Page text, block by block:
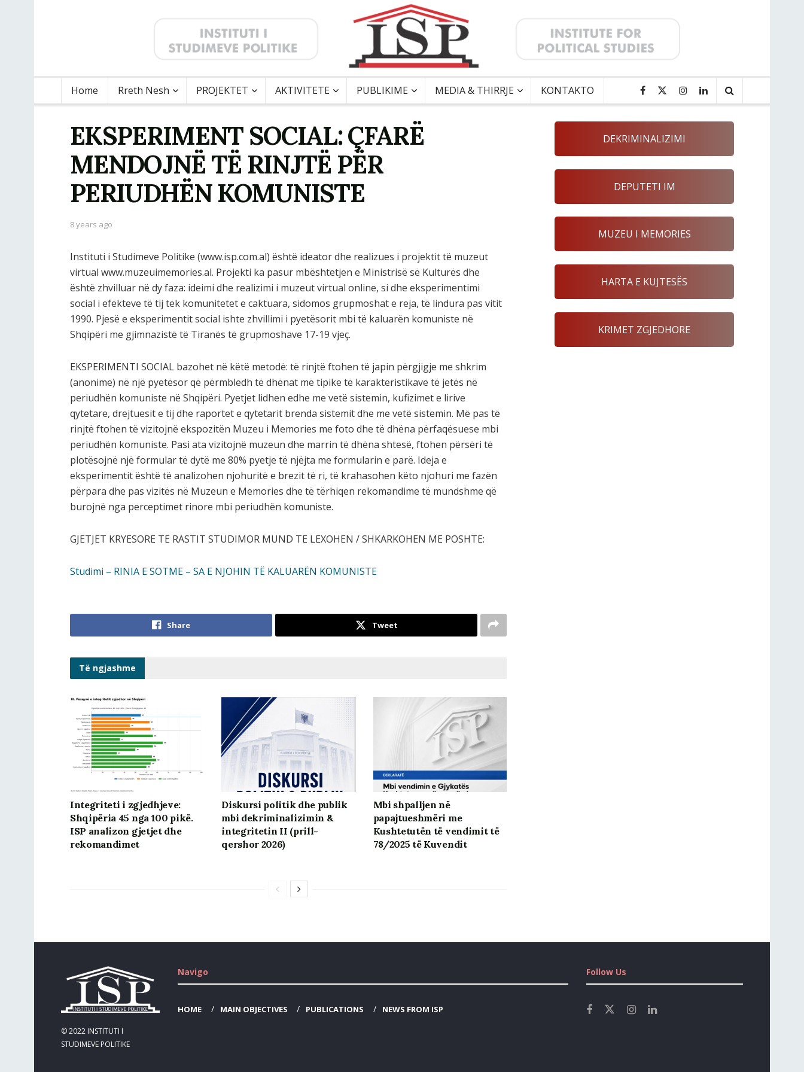
Home Rreth Nesh PROJEKTET AKTIVITETE PUBLIKIME MEDIA & THIRRJE KONTAKTO
EKSPERIMENT SOCIAL: ÇFARË
MENDOJNË TË RINJTË PËR
PERIUDHËN KOMUNISTE
8 years ago
Instituti i Studimeve Politike (www.isp.com.al) është ideator dhe realizues i projektit të muzeut
virtual www.muzeuimemories.al. Projekti ka pasur mbështetjen e Ministrisë së Kulturës dhe
është zhvilluar në dy faza: ideimi dhe realizimi i muzeut virtual online, si dhe eksperimentimi
social i efekteve të tij tek komunitetet e caktuara, sidomos grupmoshat e reja, të lindura pas vitit
1990. Pjesë e eksperimentit social ishte zhvillimi i pyetësorit mbi të kaluarën komuniste në
Shqipëri me gjimnazistë të Tiranës të grupmoshave 17-19 vjeç.
EKSPERIMENTI SOCIAL bazohet në këtë metodë: të rinjtë ftohen të japin përgjigje me shkrim
(anonime) në një pyetësor që përmbledh të dhënat më tipike të karakteristikave të jetës në
periudhën komuniste në Shqipëri. Pyetjet lidhen edhe me vetë sistemin, kufizimet e lirive
qytetare, drejtuesit e tij dhe raportet e qytetarit brenda sistemit dhe me vetë sistemin. Më pas të
rinjtë ftohen të vizitojnë ekspozitën Muzeu i Memories me foto dhe të dhëna përfaqësuese mbi
periudhën komuniste. Pasi ata vizitojnë muzeun dhe marrin të dhëna shtesë, ftohen përsëri të
plotësojnë një formular të dytë me 80% pyetje të njëjta me formularin e parë. Ideja e
eksperimentit është të analizohen njohuritë e brezit të ri, të krahasohen këto njohuri me fazën
përpara dhe pas vizitës në Muzeun e Memories dhe të tërhiqen rekomandime të mundshme që
burojnë nga perceptimet rinore mbi periudhën komuniste.
GJETJET KRYESORE TE RASTIT STUDIMOR MUND TE LEXOHEN / SHKARKOHEN ME POSHTE:
Studimi – RINIA E SOTME – SA E NJOHIN TË KALUARËN KOMUNISTE
Share Tweet
Të ngjashme
Integriteti i zgjedhjeve:
Shqipëria 45 nga 100 pikë.
ISP analizon gjetjet dhe
rekomandimet
Diskursi politik dhe publik
mbi dekriminalizimin &
integritetin II (prill-
qershor 2026)
Mbi shpalljen në
papajtueshmëri me
Kushtetutën të vendimit të
78/2025 të Kuvendit
DEKRIMINALIZIMI
DEPUTETI IM
MUZEU I MEMORIES
HARTA E KUJTESËS
KRIMET ZGJEDHORE
© 2022 INSTITUTI I
STUDIMEVE POLITIKE
Navigo
HOME MAIN OBJECTIVES PUBLICATIONS NEWS FROM ISP
Follow Us